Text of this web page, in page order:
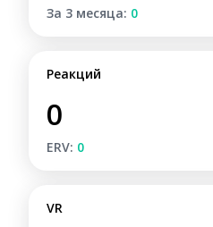
За 3 месяца: 0
Реакций
0
ERV: 0
VR